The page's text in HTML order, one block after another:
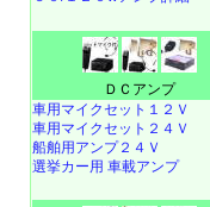
ＤＣアンプ
車用マイクセット１２Ｖ
車用マイクセット２４Ｖ
船舶用アンプ２４Ｖ
選挙カー用 車載アンプ